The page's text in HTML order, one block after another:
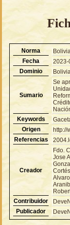
Norma
Fecha
2023-
Dominio
Sumario
Se
Keywords
Origen
http://
Referencias
Creador
Fdo.
Jose
Contribuidor
Publicador